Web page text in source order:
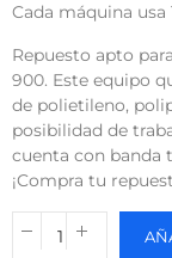
Cada máquina usa
Repuesto apto
900. Este equipo
de polietileno,
posibilidad de
cuenta con banda
¡Compra tu